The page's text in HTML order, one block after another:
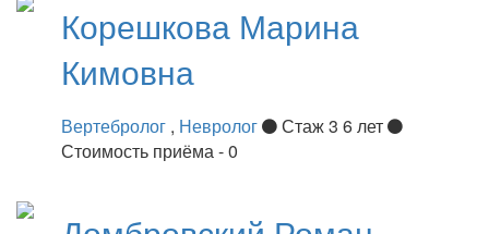
Корешкова Марина
Кимовна
Вертебролог , Невролог
Стаж 3 6 лет
Стоимость приёма - 0